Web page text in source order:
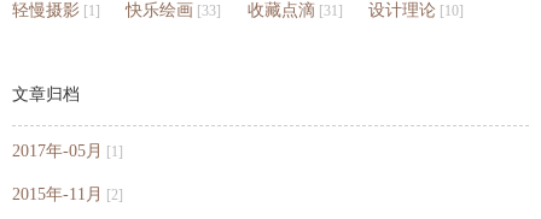
轻慢摄影 [1] 快乐绘画 [33] 收藏点滴 [31] 设计理论 [10]
文章归档
2017年-05月 [1]
2015年-11月 [2]